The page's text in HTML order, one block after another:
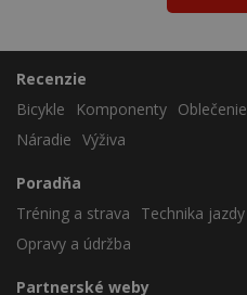
Recenzie
Bicykle
Komponenty Oblečenie
Náradie Výživa
Poradňa
Tréning a strava
Technika jazdy
Opravy a údržba
Partnerské weby